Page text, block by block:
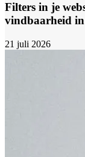
Filters in je
vindbaarheid in
21 juli 2026